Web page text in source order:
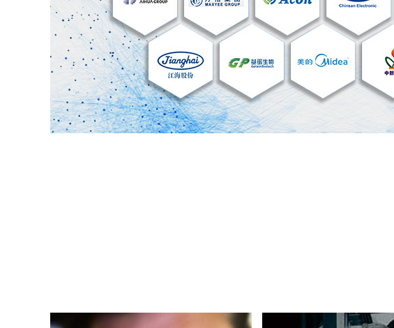
双工位塑料激光焊接机可以实现两个不同焊接件相互进
行交替焊接,可以大大提高工件的焊接速度，塑料激光焊
接机具有焊接牢固、密封、不漏水，焊接过程材料讲解
少、不产生碎屑等优点，操作灵活